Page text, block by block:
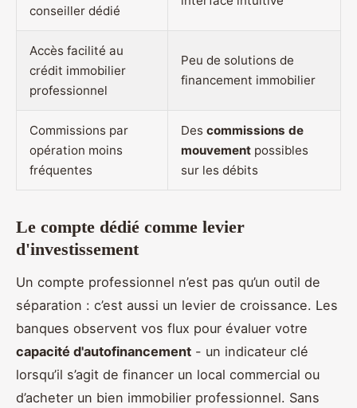
conseiller dédié
Accès facilité au
crédit immobilier
professionnel
Peu de solutions de
financement immobilier
Commissions par
opération moins
fréquentes
Des commissions de
mouvement possibles
sur les débits
Le compte dédié comme levier
d'investissement
Un compte professionnel n’est pas qu’un outil de
séparation : c’est aussi un levier de croissance. Les
banques observent vos flux pour évaluer votre
capacité d'autofinancement - un indicateur clé
lorsqu’il s’agit de financer un local commercial ou
d’acheter un bien immobilier professionnel. Sans